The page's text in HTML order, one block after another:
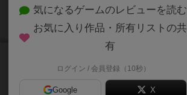
気になるゲームのレビューを読む
お気に入り作品・所有リストの共
有
ログイン / 会員登録（10秒）
Google X